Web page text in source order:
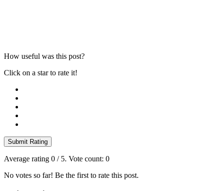
How useful was this post?
Click on a star to rate it!
Submit Rating
Average rating 0 / 5. Vote count: 0
No votes so far! Be the first to rate this post.